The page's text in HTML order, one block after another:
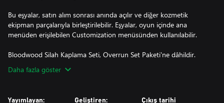
Bu eşyalar, satın alım sonrası anında açılır ve diğer kozmetik
ekipman parçalarıyla birleştirilebilir. Eşyalar, oyun içinde ana
menüden erişilebilen Customization menüsünden kullanılabilir.
Bloodwood Silah Kaplama Seti, Overrun Set Paketi'ne dâhildir.
Daha fazla göster
Yayımlayan: Geliştiren: Çıkış tarihi